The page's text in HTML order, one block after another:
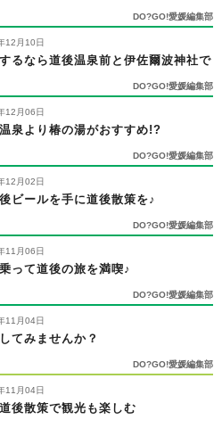
DO?GO!愛媛編集部
12月10日
るなら道後温泉前と伊佐爾波神社で
DO?GO!愛媛編集部
12月06日
泉より椿の湯がおすすめ!?
DO?GO!愛媛編集部
12月02日
ビールを手に道後散策を♪
DO?GO!愛媛編集部
11月06日
って道後の旅を満喫♪
DO?GO!愛媛編集部
11月04日
てみませんか？
DO?GO!愛媛編集部
11月04日
後散策で観光も楽しむ